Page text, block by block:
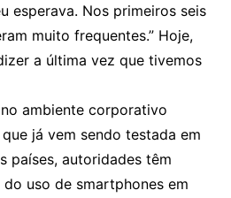
esperava. Nos primeiros seis
muito frequentes.” Hoje,
a última vez que tivemos
ambiente corporativo
já vem sendo testada em
países, autoridades têm
uso de smartphones em